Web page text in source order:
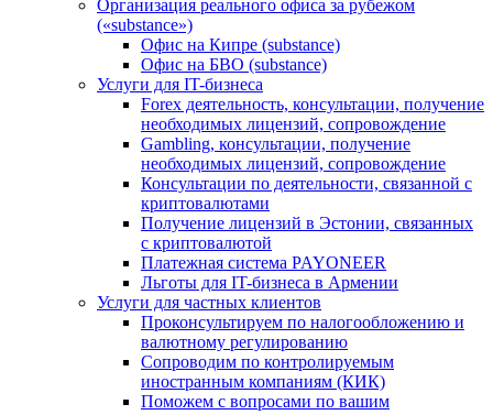
Организация реального офиса за рубежом
(«substance»)
Офис на Кипре (substance)
Офис на БВО (substance)
Услуги для IT-бизнеса
Forex деятельность, консультации, получение
необходимых лицензий, сопровождение
Gambling, консультации, получение
необходимых лицензий, сопровождение
Консультации по деятельности, связанной с
криптовалютами
Получение лицензий в Эстонии, связанных
с криптовалютой
Платежная система PAYONEER
Льготы для IT-бизнеса в Армении
Услуги для частных клиентов
Проконсультируем по налогообложению и
валютному регулированию
Сопроводим по контролируемым
иностранным компаниям (КИК)
Поможем с вопросами по вашим